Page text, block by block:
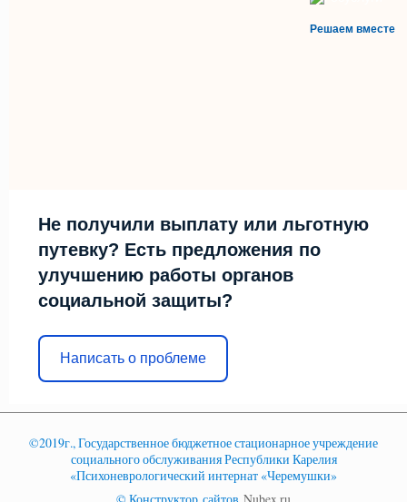
Решаем вместе
Не получили выплату или льготную
путевку? Есть предложения по
улучшению работы органов
социальной защиты?
Написать о проблеме
©2019г., Государственное бюджетное стационарное учреждение
социального обслуживания Республики Карелия
«Психоневрологический интернат «Черемушки»